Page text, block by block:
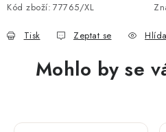
Kód zboží: 77765/XL
Tisk Zeptat se
Mohlo by se